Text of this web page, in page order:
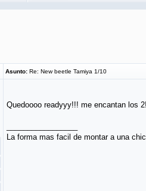
Asunto: Re: New beetle Tamiya 1/10
Quedoooo readyyy!!! me encantan los
La forma mas facil de montar a una